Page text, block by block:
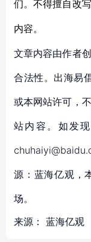
们。不得擅自改
内容。
文章内容由作者
合法性。出海易
或本网站许可，
站内容。如发
源：蓝海亿观，
场。
来源： 蓝海亿观